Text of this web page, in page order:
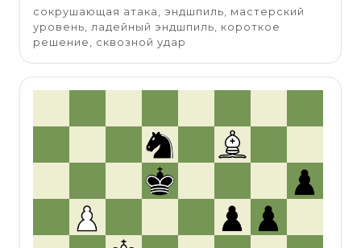
сокрушающая атака, эндшпиль, мастерский
уровень, ладейный эндшпиль, короткое
решение, сквозной удар